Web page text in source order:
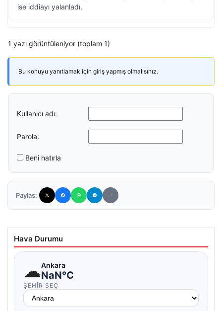
ise iddiayı yalanladı.
1 yazı görüntüleniyor (toplam 1)
Bu konuyu yanıtlamak için giriş yapmış olmalısınız.
Kullanıcı adı:
Parola:
Beni hatırla
Paylaş:
Hava Durumu
☁Ankara
NaN°C
ŞEHIR SEÇ